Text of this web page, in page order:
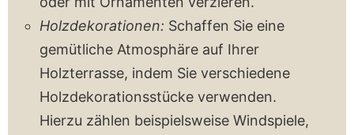
Holzdekorationen: Schaffen Sie eine
gemütliche Atmosphäre auf Ihrer
Holzterrasse, indem Sie verschiedene
Holzdekorationsstücke verwenden.
Hierzu zählen beispielsweise Windspiele,